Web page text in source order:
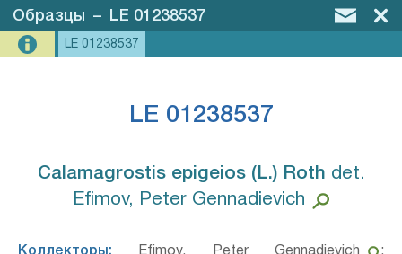
Образцы – LE 01238537
LE 01238537
LE 01238537
Calamagrostis epigeios (L.) Roth⁣ det.
Efimov, Peter Gennadievich
Коллекторы: Efimov, Peter Gennadievich
;